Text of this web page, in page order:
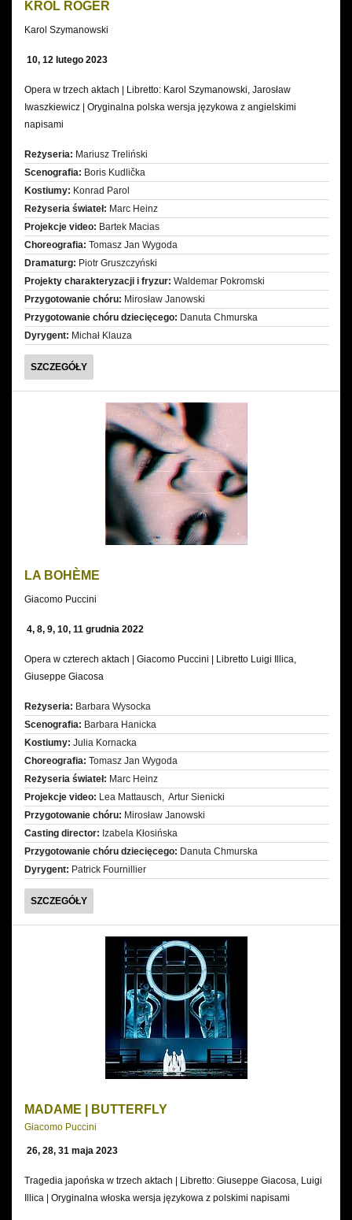
KRÓL ROGER
Karol Szymanowski
10, 12 lutego 2023
Opera w trzech aktach | Libretto: Karol Szymanowski, Jarosław
Iwaszkiewicz | Oryginalna polska wersja językowa z angielskimi
napisami
Reżyseria: Mariusz Treliński
Scenografia: Boris Kudlička
Kostiumy: Konrad Parol
Reżyseria świateł: Marc Heinz
Projekcje video: Bartek Macias
Choreografia: Tomasz Jan Wygoda
Dramaturg: Piotr Gruszczyński
Projekty charakteryzacji i fryzur: Waldemar Pokromski
Przygotowanie chóru: Mirosław Janowski
Przygotowanie chóru dziecięcego: Danuta Chmurska
Dyrygent: Michał Klauza
SZCZEGÓŁYKRÓL
ROGER
LA BOHÈME
Giacomo Puccini
4, 8, 9, 10, 11 grudnia 2022
Opera w czterech aktach | Giacomo Puccini | Libretto Luigi Illica,
Giuseppe Giacosa
Reżyseria: Barbara Wysocka
Scenografia: Barbara Hanicka
Kostiumy: Julia Kornacka
Choreografia: Tomasz Jan Wygoda
Reżyseria świateł: Marc Heinz
Projekcje video: Lea Mattausch, Artur Sienicki
Przygotowanie chóru: Mirosław Janowski
Casting director: Izabela Kłosińska
Przygotowanie chóru dziecięcego: Danuta Chmurska
Dyrygent: Patrick Fournillier
SZCZEGÓŁYLA
BOHÈME
MADAME | BUTTERFLY
Giacomo Puccini
26, 28, 31 maja 2023
Tragedia japońska w trzech aktach | Libretto: Giuseppe Giacosa, Luigi
Illica | Oryginalna włoska wersja językowa z polskimi napisami